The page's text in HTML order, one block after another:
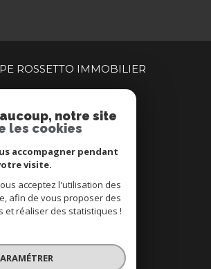
ROSSETTO IMMOBILIER
160 rue Jean Natte
83260 la crau
Nous suivre sur
notre site
les cookies
accompagner pendant
visite.
acceptez l'utilisation des
afin de vous proposer des
et réaliser des statistiques !